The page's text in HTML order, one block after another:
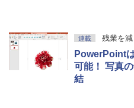
連載 残業を
PowerPoint
可能！ 写真
結